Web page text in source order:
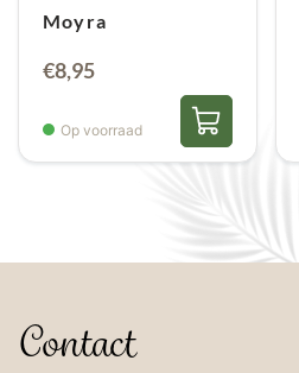
Moyra
€8,95
Op voorraad
Contact